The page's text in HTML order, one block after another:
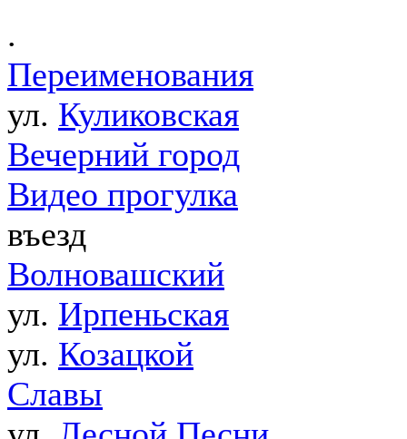
.
Переименования
ул. Куликовская
Вечерний город
Видео прогулка
въезд
Волновашский
ул. Ирпеньская
ул. Козацкой
Славы